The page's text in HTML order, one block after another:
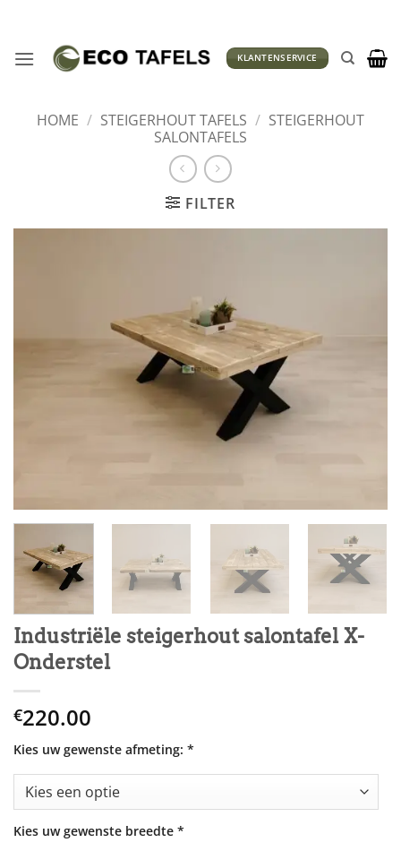
inhoud
KLANTENSERVICE
HOME / STEIGERHOUT TAFELS / STEIGERHOUT
SALONTAFELS
FILTER
Industriële steigerhout salontafel X-
Onderstel
€220.00
Kies uw gewenste afmeting: *
Kies uw gewenste breedte *